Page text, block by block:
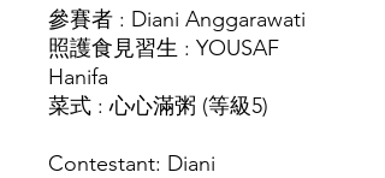
參賽者 : Diani Anggarawati
照護食見習生 : YOUSAF
Hanifa
菜式 : 心心滿粥 (等級5)
Contestant: Diani